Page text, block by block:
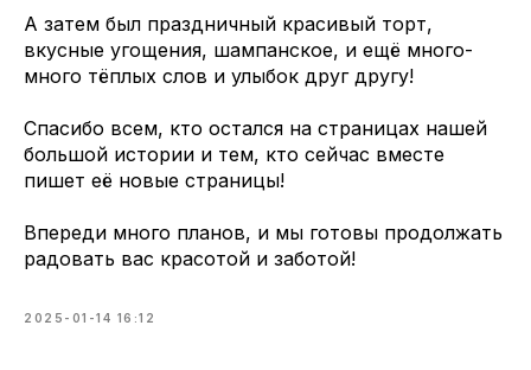
А затем был праздничный красивый торт,
вкусные угощения, шампанское, и ещё много-
много тёплых слов и улыбок друг другу!
Спасибо всем, кто остался на страницах нашей
большой истории и тем, кто сейчас вместе
пишет её новые страницы!
Впереди много планов, и мы готовы продолжать
радовать вас красотой и заботой!
2025-01-14 16:12